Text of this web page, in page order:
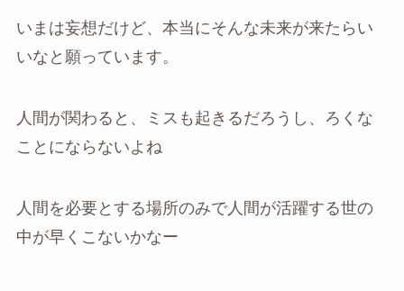
いまは妄想だけど、本当にそんな未来が来たらい
いなと願っています。
人間が関わると、ミスも起きるだろうし、ろくな
ことにならないよね
人間を必要とする場所のみで人間が活躍する世の
中が早くこないかなー